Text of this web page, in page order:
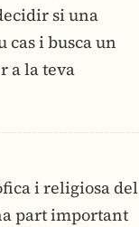
si una
cas i busca un
a la teva
i religiosa del
part important